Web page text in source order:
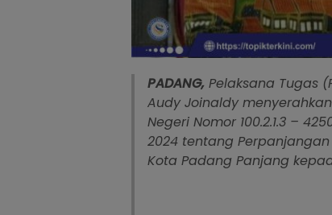
PADANG, Pelaksana Tugas
Audy Joinaldy
Negeri Nomor 100.2.1.3 –
2024 tentang
Kota Padang Panjang